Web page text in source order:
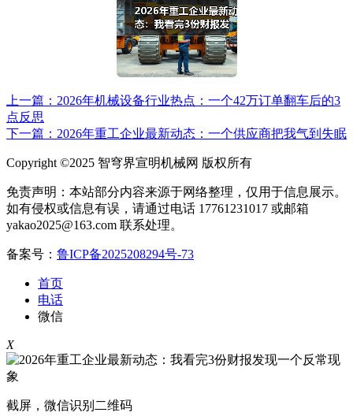
上一篇：2026年机械设备行业热点：一个42万订单翻车后的3
点反思
下一篇：2026年重工企业最新动态：一个供应商把我气到失眠
Copyright ©2025 智穹界宣明机械网 版权所有
免责声明：本站部分内容来源于网络整理，仅用于信息展示。
如有侵权或信息有误，请通过电话 17761231017 或邮箱
yakao2025@163.com 联系处理。
备案号： 鲁ICP备2025208294号-73
首页
电话
微信
X
截屏，微信识别二维码